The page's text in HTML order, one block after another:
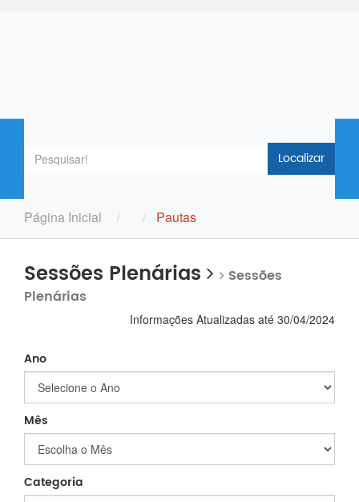
Localizar
Página Inicial Pautas
Sessões Plenárias
Sessões
Plenárias
Informações Atualizadas até 30/04/2024
Ano
Mês
Categoria